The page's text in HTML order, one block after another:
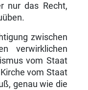
nur das Recht,
zwischen
verwirklichen
vom Staat
vom Staat
genau wie die